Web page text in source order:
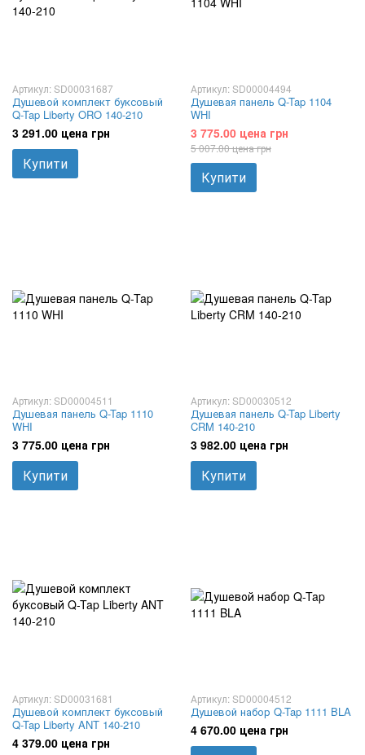
Артикул: SD00031687
Душевой комплект буксовый
Q-Tap Liberty ORO 140-210
3 291.00 цена грн
Купити
Артикул: SD00004494
Душевая панель Q-Tap 1104
WHI
3 775.00 цена грн
5 007.00 цена грн
Купити
Артикул: SD00004511
Душевая панель Q-Tap 1110
WHI
3 775.00 цена грн
Купити
Артикул: SD00030512
Душевая панель Q-Tap Liberty
CRM 140-210
3 982.00 цена грн
Купити
Артикул: SD00031681
Душевой комплект буксовый
Q-Tap Liberty ANT 140-210
4 379.00 цена грн
Артикул: SD00004512
Душевой набор Q-Tap 1111 BLA
4 670.00 цена грн